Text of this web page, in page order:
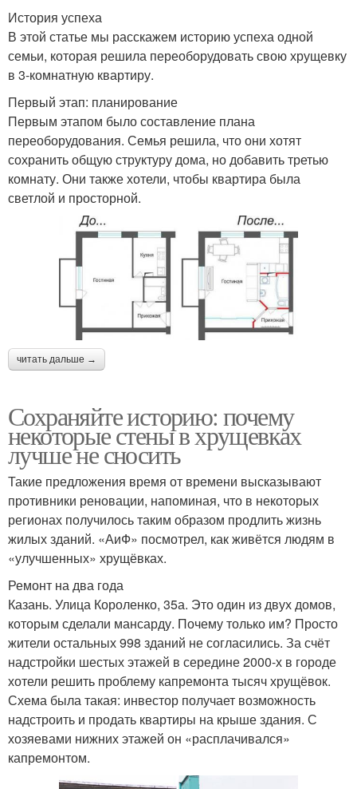
История успеха
В этой статье мы расскажем историю успеха одной
семьи, которая решила переоборудовать свою хрущевку
в 3-комнатную квартиру.
Первый этап: планирование
Первым этапом было составление плана
переоборудования. Семья решила, что они хотят
сохранить общую структуру дома, но добавить третью
комнату. Они также хотели, чтобы квартира была
светлой и просторной.
читать дальше →
Сохраняйте историю: почему
некоторые стены в хрущевках
лучше не сносить
Такие предложения время от времени высказывают
противники реновации, напоминая, что в некоторых
регионах получилось таким образом продлить жизнь
жилых зданий. «АиФ» посмотрел, как живётся людям в
«улучшенных» хрущёвках.
Ремонт на два года
Казань. Улица Короленко, 35а. Это один из двух домов,
которым сделали мансарду. Почему только им? Просто
жители остальных 998 зданий не согласились. За счёт
надстройки шестых этажей в середине 2000-х в городе
хотели решить проблему капремонта тысяч хрущёвок.
Схема была такая: инвестор получает возможность
надстроить и продать квартиры на крыше здания. С
хозяевами нижних этажей он «расплачивался»
капремонтом.